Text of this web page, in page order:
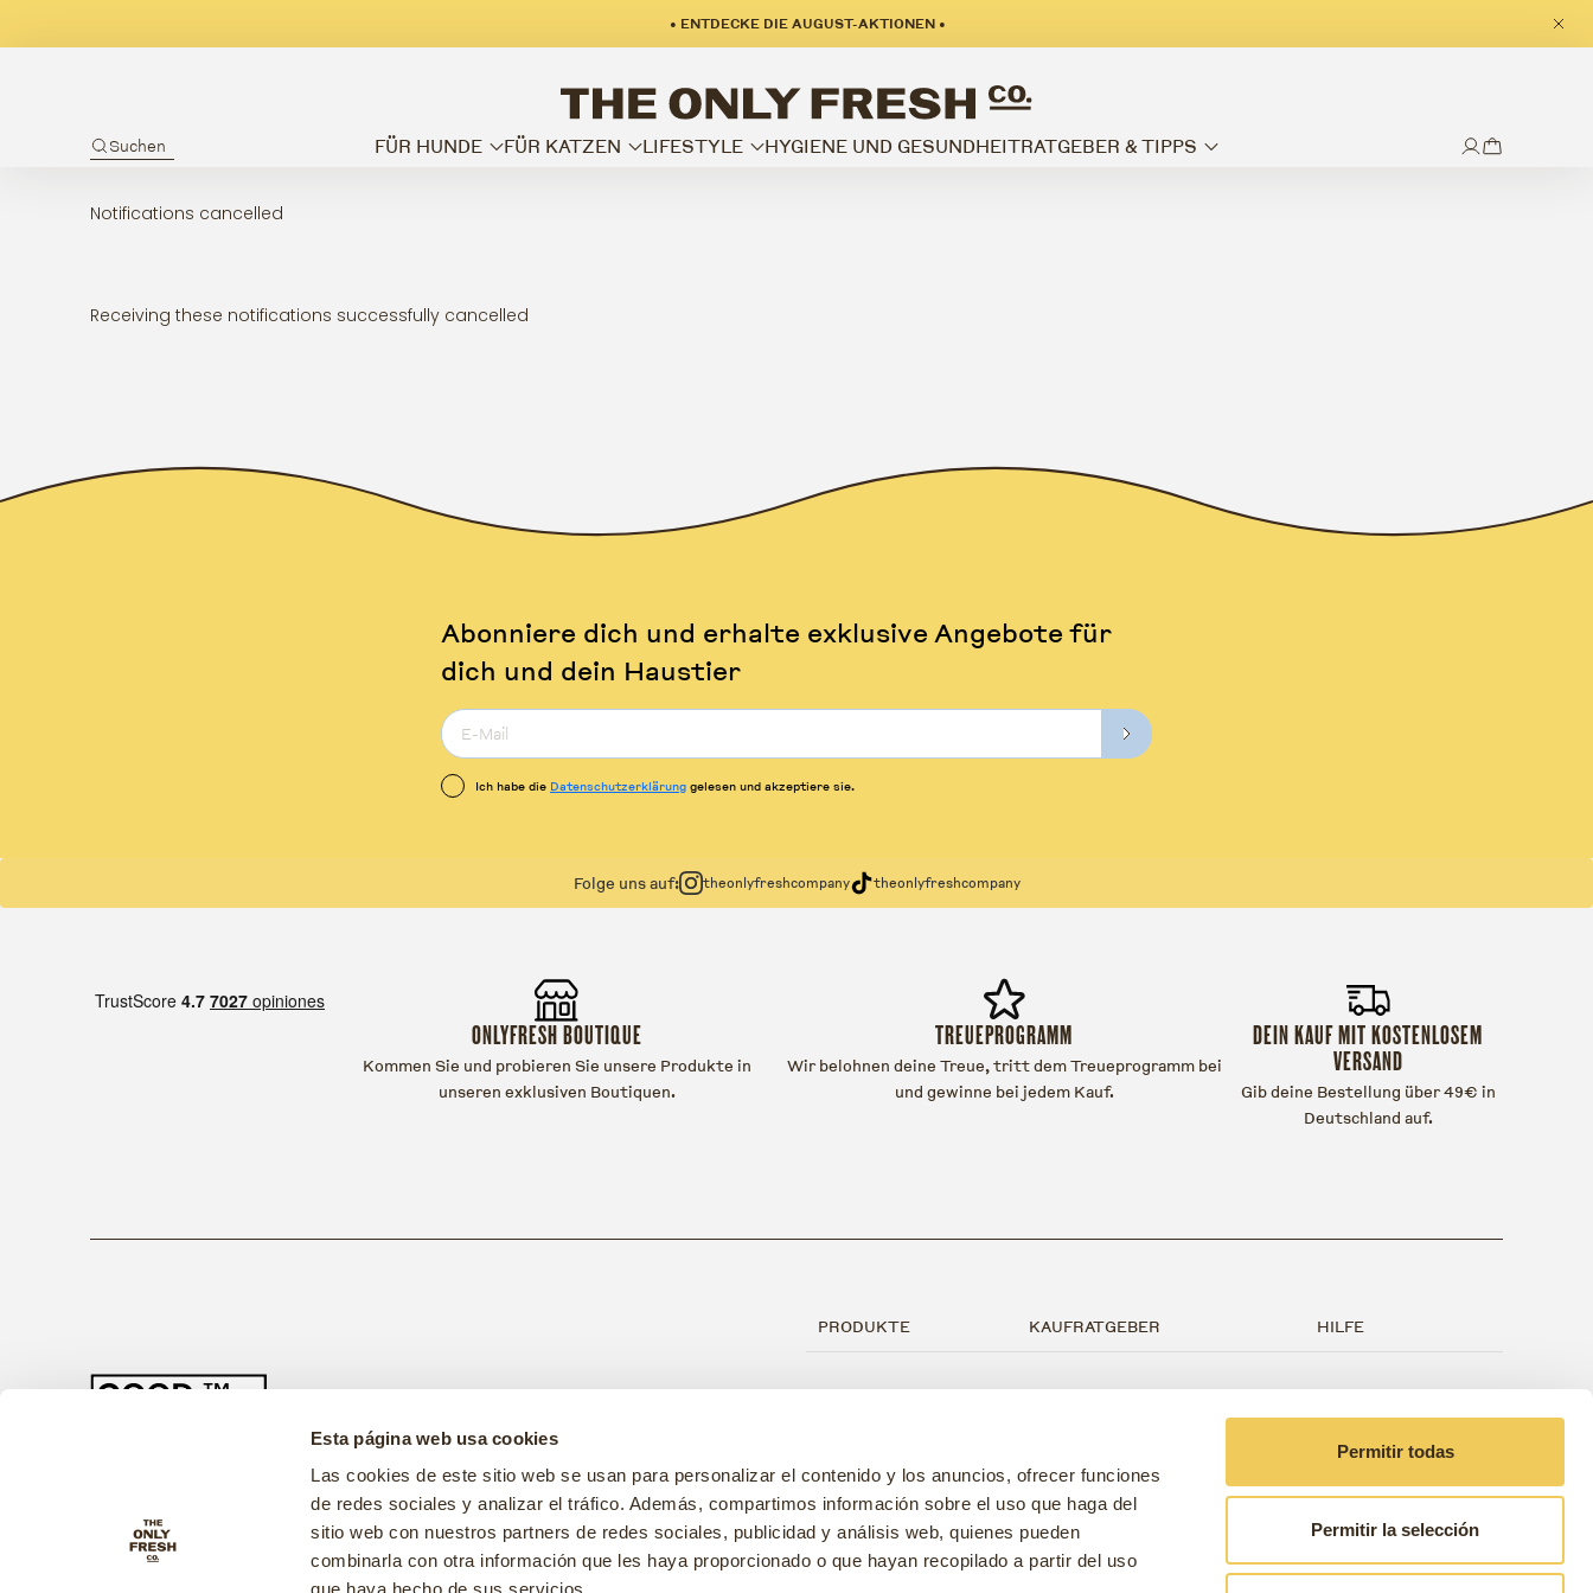
Esta página web usa cookies
Las cookies de este sitio web se usan para personalizar el contenido y los anuncios, ofrecer funciones
de redes sociales y analizar el tráfico. Además, compartimos información sobre el uso que haga del
sitio web con nuestros partners de redes sociales, publicidad y análisis web, quienes pueden
combinarla con otra información que les haya proporcionado o que hayan recopilado a partir del uso
Permitir todas
Permitir la selección
• ENTDECKE DIE AUGUST-AKTIONEN •
Suchen FÜR HUNDE FÜR KATZEN LIFESTYLE HYGIENE UND GESUNDHEITRATGEBER & TIPPS
Notifications cancelled
Receiving these notifications successfully cancelled
Abonniere dich und erhalte exklusive Angebote für
dich und dein Haustier
Ich habe die Datenschutzerklärunggelesen und akzeptiere sie.
Folge uns auf: theonlyfreshcompany theonlyfreshcompany
ONLYFRESH BOUTIQUE
Kommen Sie und probieren Sie unsere Produkte in
unseren exklusiven Boutiquen.
TREUEPROGRAMM
Wir belohnen deine Treue, tritt dem Treueprogramm bei
und gewinne bei jedem Kauf.
DEIN KAUF MIT KOSTENLOSEM
VERSAND
Gib deine Bestellung über 49€ in
Deutschland auf.
Instagram
PRODUKTE
Zubehör
Gesundheit und Hygiene
KAUFRATGEBER
Datenschutzrichtlinie
Cookie-Richtlinie
HILFE
FAQs
Geschäfte und Kliniken
Zusammenarbeit
Treue